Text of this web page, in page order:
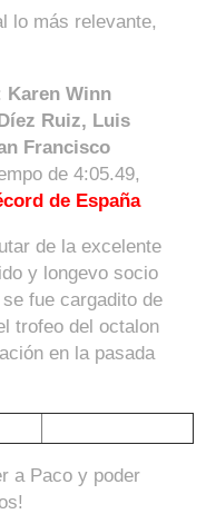
lo más relevante,
Karen Winn
Ruiz, Luis
Francisco
de 4:05.49,
de España
de la excelente
y longevo socio
fue cargadito de
trofeo del octalon
en la pasada
a Paco y poder